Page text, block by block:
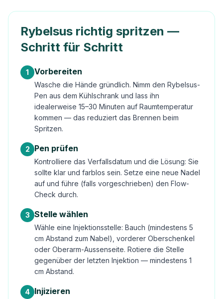
Rybelsus richtig spritzen —
Schritt für Schritt
1 Vorbereiten
Wasche die Hände gründlich. Nimm den Rybelsus-
Pen aus dem Kühlschrank und lass ihn
idealerweise 15–30 Minuten auf Raumtemperatur
kommen — das reduziert das Brennen beim
Spritzen.
2 Pen prüfen
Kontrolliere das Verfallsdatum und die Lösung: Sie
sollte klar und farblos sein. Setze eine neue Nadel
auf und führe (falls vorgeschrieben) den Flow-
Check durch.
3 Stelle wählen
Wähle eine Injektionsstelle: Bauch (mindestens 5
cm Abstand zum Nabel), vorderer Oberschenkel
oder Oberarm-Aussenseite. Rotiere die Stelle
gegenüber der letzten Injektion — mindestens 1
cm Abstand.
4 Injizieren